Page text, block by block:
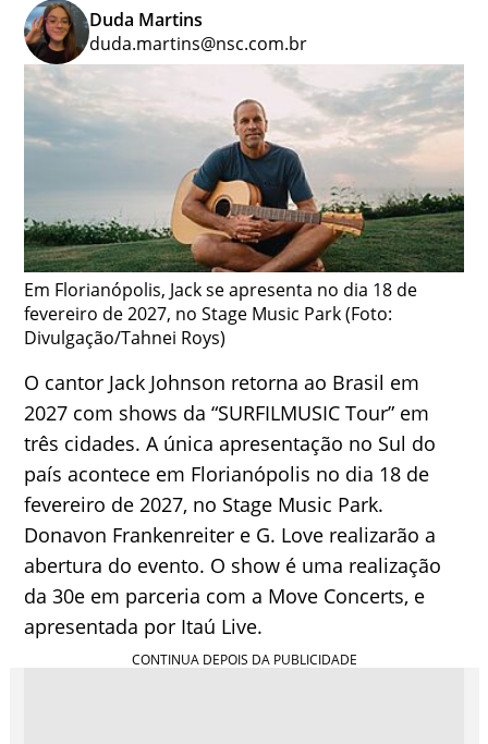
Duda Martins
duda.martins@nsc.com.br
Em Florianópolis, Jack se apresenta no dia 18 de
fevereiro de 2027, no Stage Music Park (Foto:
Divulgação/Tahnei Roys)
O cantor Jack Johnson retorna ao Brasil em
2027 com shows da “SURFILMUSIC Tour” em
três cidades. A única apresentação no Sul do
país acontece em Florianópolis no dia 18 de
fevereiro de 2027, no Stage Music Park.
Donavon Frankenreiter e G. Love realizarão a
abertura do evento. O show é uma realização
da 30e em parceria com a Move Concerts, e
apresentada por Itaú Live.